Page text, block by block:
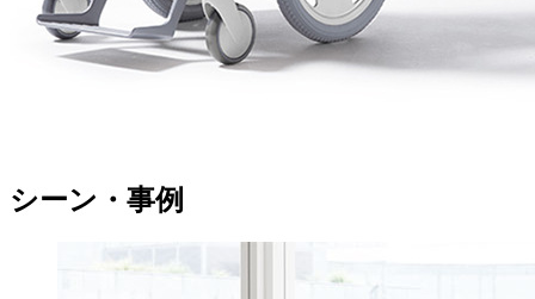
シーン・事例